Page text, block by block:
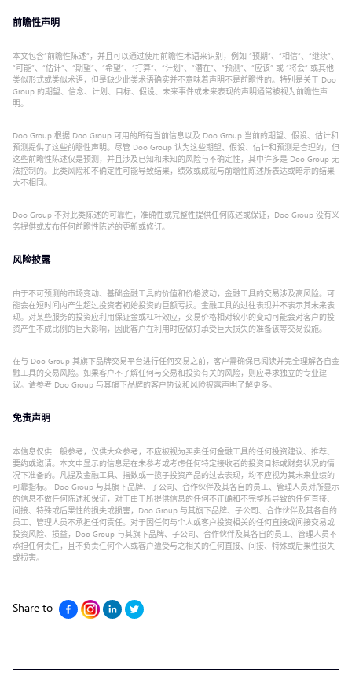
前瞻性声明
本文包含“前瞻性陈述”，并且可以通过使用前瞻性术语来识别，例如 “预期”、“相信”、“继续”、
“可能”、“估计”、“期望”、“希望”、“打算”、“计划”、“潜在”、“预测”、“应该” 或 “将会” 或其他
类似形式或类似术语，但是缺少此类术语确实并不意味着声明不是前瞻性的。特别是关于 Doo
Group 的期望、信念、计划、目标、假设、未来事件或未来表现的声明通常被视为前瞻性声
明。
Doo Group 根据 Doo Group 可用的所有当前信息以及 Doo Group 当前的期望、假设、估计和
预测提供了这些前瞻性声明。尽管 Doo Group 认为这些期望、假设、估计和预测是合理的，但
这些前瞻性陈述仅是预测，并且涉及已知和未知的风险与不确定性，其中许多是 Doo Group 无
法控制的。此类风险和不确定性可能导致结果，绩效或成就与前瞻性陈述所表达或暗示的结果
大不相同。
Doo Group 不对此类陈述的可靠性，准确性或完整性提供任何陈述或保证，Doo Group 没有义
务提供或发布任何前瞻性陈述的更新或修订。
风险披露
由于不可预测的市场变动、基础金融工具的价值和价格波动，金融工具的交易涉及高风险。可
能会在短时间内产生超过投资者初始投资的巨额亏损。金融工具的过往表现并不表示其未来表
现。对某些服务的投资应利用保证金或杠杆效应，交易价格相对较小的变动可能会对客户的投
资产生不成比例的巨大影响，因此客户在利用时应做好承受巨大损失的准备该等交易设施。
在与 Doo Group 其旗下品牌交易平台进行任何交易之前，客户需确保已阅读并完全理解各自金
融工具的交易风险。如果客户不了解任何与交易和投资有关的风险，则应寻求独立的专业建
议。请参考 Doo Group 与其旗下品牌的客户协议和风险披露声明了解更多。
免责声明
本信息仅供一般参考，仅供大众参考，不应被视为买卖任何金融工具的任何投资建议、推荐、
要约或邀请。本文中显示的信息是在未参考或考虑任何特定接收者的投资目标或财务状况的情
况下准备的。凡提及金融工具、指数或一揽子投资产品的过去表现，均不应视为其未来业绩的
可靠指标。 Doo Group 与其旗下品牌、子公司、合作伙伴及其各自的员工、管理人员对所显示
的信息不做任何陈述和保证，对于由于所提供信息的任何不正确和不完整所导致的任何直接、
间接、特殊或后果性的损失或损害，Doo Group 与其旗下品牌、子公司、合作伙伴及其各自的
员工、管理人员不承担任何责任。对于因任何与个人或客户投资相关的任何直接或间接交易或
投资风险、损益，Doo Group 与其旗下品牌、子公司、合作伙伴及其各自的员工、管理人员不
承担任何责任，且不负责任何个人或客户遭受与之相关的任何直接、间接、特殊或后果性损失
或损害。
Share to